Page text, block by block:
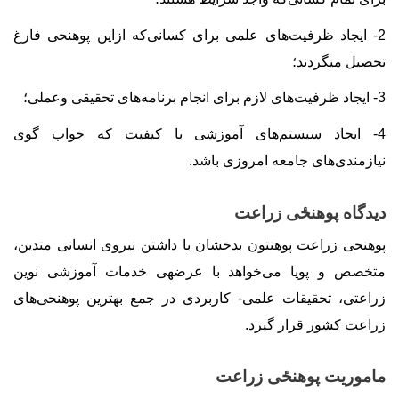
2- ایجاد ظرفیت های علمی برای کسانیکه ازاین پوهنحی فارغ
تحصیل می‏گردند؛
3- ایجاد ظرفیت های لازم برای انجام برنامههای تحقیقی وعملی؛
4- ایجاد سیستم
های آموزشی با کیفیت که جواب گوی
نیازمندیهای جامعه امروزی باشد.
دیدگاه پوهنځی زراعت
پوهنحی زراعت پوهنتون بدخشان با داشتن نیروی انسانی متدین،
متخصص و پویا میخواهد با عرضه‏ی خدمات آموزشی نوین
زراعتی، تحقیقات علمی- کاربردی در جمع بهترین پوهنحیهای
زراعت کشور قرار گیرد.
ماموریت پوهنځی زراعت